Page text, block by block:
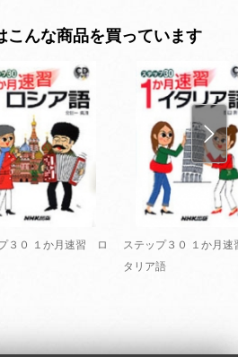
こんな商品を買っています
３０ １か月速習 ロ
ステップ３０ １か月
タリア語